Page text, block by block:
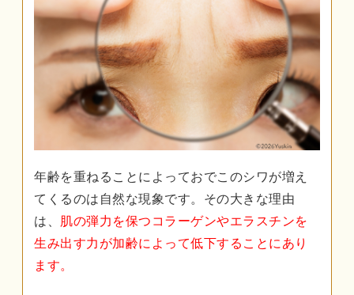
年齢を重ねることによっておでこのシワが増え
てくるのは自然な現象です。その大きな理由
は、 肌の弾力を保つコラーゲンやエラスチンを
生み出す力が加齢によって低下することにあり
ます。